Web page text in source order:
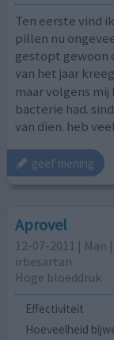
Ten eerste vind
pillen nu
gestopt gewoon
van het jaar
maar volgens
bacterie had.
van dien. heb
geef mening
Aprovel
12-07-2011 | Man
irbesartan
Hoge bloeddruk
Effectiviteit
Hoeveelheid